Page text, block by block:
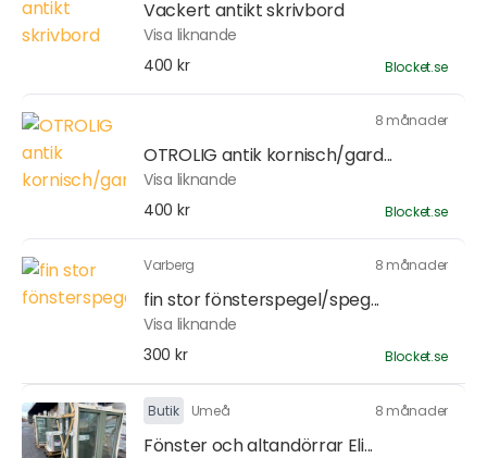
Vackert antikt skrivbord
Visa liknande
400 kr
Blocket.se
8 månader
OTROLIG antik kornisch/gard...
Visa liknande
400 kr
Blocket.se
Varberg 8 månader
fin stor fönsterspegel/speg...
Visa liknande
300 kr
Blocket.se
Butik Umeå 8 månader
Fönster och altandörrar Eli...